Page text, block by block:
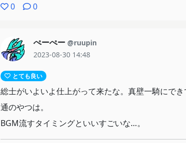
0 0
ぺーぺー @ruupin
2023-08-30 14:48
とても良い
総士がいよいよ仕上がって来たな。真壁一騎にで
通のやつは。
BGM流すタイミングといいすごいな…。